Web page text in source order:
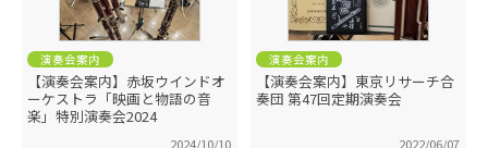
演奏会案内
【演奏会案内】赤坂ウインドオ
ーケストラ「映画と物語の音
楽」特別演奏会2024
2024/10/10
演奏会案内
【演奏会案内】東京リサーチ合
奏団 第47回定期演奏会
2022/06/07